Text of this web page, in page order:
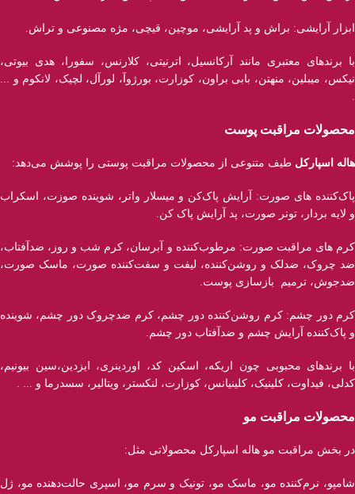
ابزار آرایشی: براش و پد آرایشی، موچین، قیچی، مژه مصنوعی و تراش.
با برند‌های معتبری مانند آرکانسیل، اترنیتی، کلارنس، سفورا، هدی بیوتی،
نیکس، میبلین، منهتن، بابی براون، کوزارت، بورژوآ، لورآل، لچیک، لانکوم و ...
محصولات مراقبت پوست
هاله اسپارکل طیف متنوعی از محصولات مراقبت پوستی را پوشش می‌دهد:
پاک‌کننده ‌های صورت: آرایش پاک‌کن و میسلار واتر، شوینده صوزت، اسکراب
و لایه بردار، تونر صورت، پد آرایش پاک کن.
کرم های مراقبت صورت: مرطوب‌کننده و آبرسان، کرم شب و روز، ضدآفتاب،
ضد چروک، ضدلک و روشن‌کننده، لیفت و سفت‌کننده صورت، ماسک صورت،
ضدجوش، ترمیم بازسازی پوست.
کرم دور چشم: کرم روشن‌کننده دور چشم، کرم ضدچروک دور چشم، شوینده
و پاک‌کننده آرایش چشم و ضدآفتاب دور چشم.
با برند‌های محبوبی چون اریکه، اسکین کد، اوردینری، ایزدین،سین بیونیم،
کدلی، فیداوت، کلینیک، کلینیانس، کوزارت، لنکستر، ویتالیر، سسدرما و ... .
محصولات مراقبت مو
در بخش مراقبت مو هاله اسپارکل محصولاتی مثل:
شامپو، نرم‌کننده مو، ماسک مو، تونیک و سرم مو، اسپری حالت‌دهنده مو، ژل